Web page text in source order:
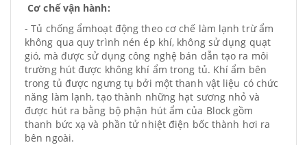
Cơ chế vận hành:
- Tủ chống ẩmhoạt động theo cơ chế làm lạnh trừ ẩm
không qua quy trình nén ép khí, không sử dụng quạt
gió, mà được sử dụng công nghệ bán dẫn tạo ra môi
trường hút được không khí ẩm trong tủ. Khí ẩm bên
trong tủ được ngưng tụ bởi một thanh vật liệu có chức
năng làm lạnh, tạo thành những hạt sương nhỏ và
được hút ra bằng bộ phận hút ẩm của Block gồm
thanh bức xạ và phần tử nhiệt điện bốc thành hơi ra
bên ngoài.